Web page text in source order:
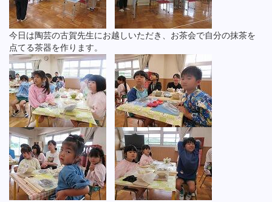
今日は陶芸の古賀先生にお越しいただき、お茶会で自分の抹茶を
点てる茶器を作ります。